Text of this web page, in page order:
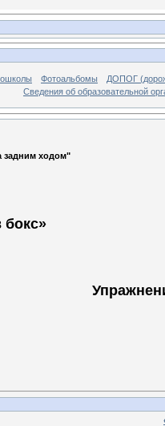
Фотоальбомы
ДОПОГ
Сведения об образовательной
задним ходом"